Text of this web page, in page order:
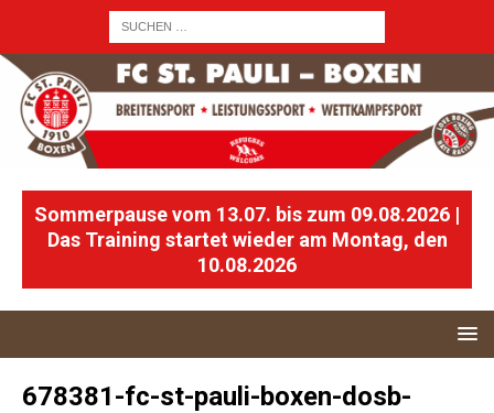
Sommerpause vom 13.07. bis zum 09.08.2026 |
Das Training startet wieder am Montag, den
10.08.2026
678381-fc-st-pauli-boxen-dosb-